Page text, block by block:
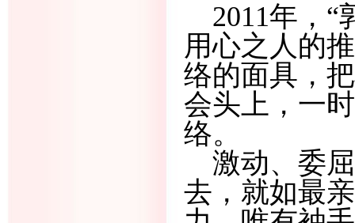
2011年，“
用心之人的
络的面具，
会头上，一
络。
激动、委屈
去，就如最